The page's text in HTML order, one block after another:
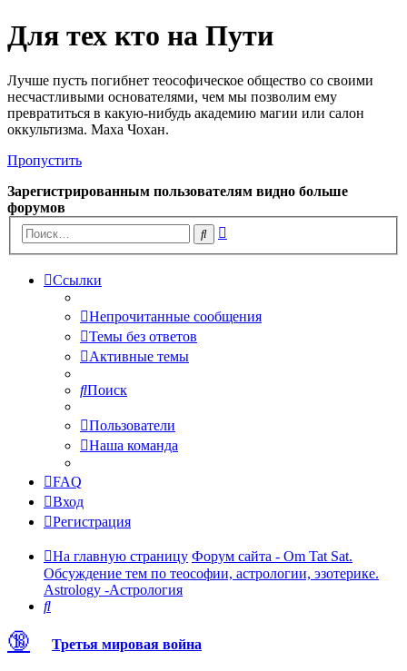
Для тех кто на Пути
Лучше пусть погибнет теософическое общество со своими
несчастливыми основателями, чем мы позволим ему
превратиться в какую-нибудь академию магии или салон
оккультизма. Маха Чохан.
Пропустить
Зарегистрированным пользователям видно больше
форумов
Поиск
Ссылки
Непрочитанные сообщения
Темы без ответов
Активные темы
Поиск
Пользователи
Наша команда
FAQ
Вход
Регистрация
На главную страницу Форум сайта - Om Tat Sat.
Обсуждение тем по теософии, астрологии, эзотерике.
Astrology -Астрология
Поиск
🔞 Третья мировая война